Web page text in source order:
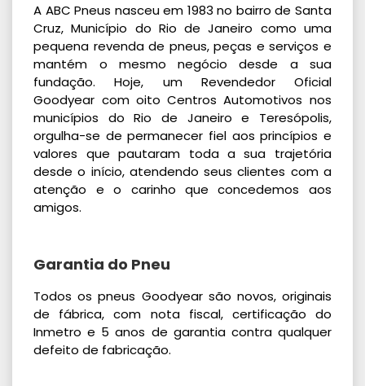
A ABC Pneus nasceu em 1983 no bairro de Santa
Cruz, Município do Rio de Janeiro como uma
pequena revenda de pneus, peças e serviços e
mantém o mesmo negócio desde a sua
fundação. Hoje, um Revendedor Oficial
Goodyear com oito Centros Automotivos nos
municípios do Rio de Janeiro e Teresópolis,
orgulha-se de permanecer fiel aos princípios e
valores que pautaram toda a sua trajetória
desde o início, atendendo seus clientes com a
atenção e o carinho que concedemos aos
amigos.
Garantia do Pneu
Todos os pneus Goodyear são novos, originais
de fábrica, com nota fiscal, certificação do
Inmetro e 5 anos de garantia contra qualquer
defeito de fabricação.